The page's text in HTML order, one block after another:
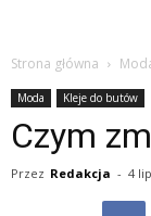
Strona główna
Moda Kleje do butów
Czym
Przez Redakcja - 4